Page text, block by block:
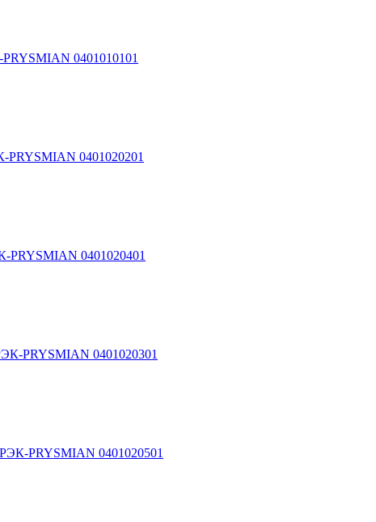
0401010101
PRYSMIAN 0401020201
PRYSMIAN 0401020401
PRYSMIAN 0401020301
PRYSMIAN 0401020501